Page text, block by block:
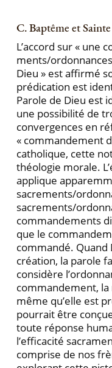
C. Baptême et
L’accord sur « une
ments/
Dieu » est affirmé
pré­dication est
Parole de Dieu est
une possibi­lité de
convergences en
« commandement
catholique, cette
théologie morale.
applique
sacre­ments/
sacrements/
commandements
que le
commandé. Quand
créa­tion, la parole
consi­dère
commande­ment,
même qu’elle est
pourrait être
toute réponse
l’efficacité
comprise de nos